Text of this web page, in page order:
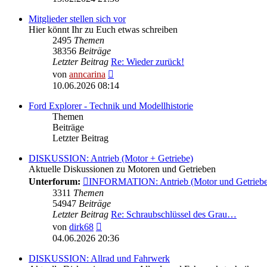
Mitglieder stellen sich vor
Hier könnt Ihr zu Euch etwas schreiben
2495 Themen
38356 Beiträge
Letzter Beitrag Re: Wieder zurück!
von anncarina
Beitrag
10.06.2026 08:14
Ford Explorer - Technik und Modellhistorie
Themen
Beiträge
Letzter Beitrag
DISKUSSION: Antrieb (Motor + Getriebe)
Aktuelle Diskussionen zu Motoren und Getrieben
Unterforum:
INFORMATION: Antrieb (Motor und
3311 Themen
54947 Beiträge
Letzter Beitrag Re: Schraubschlüssel des Grau…
von dirk68
Beitrag
04.06.2026 20:36
DISKUSSION: Allrad und Fahrwerk